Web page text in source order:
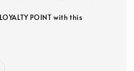
POINT with this